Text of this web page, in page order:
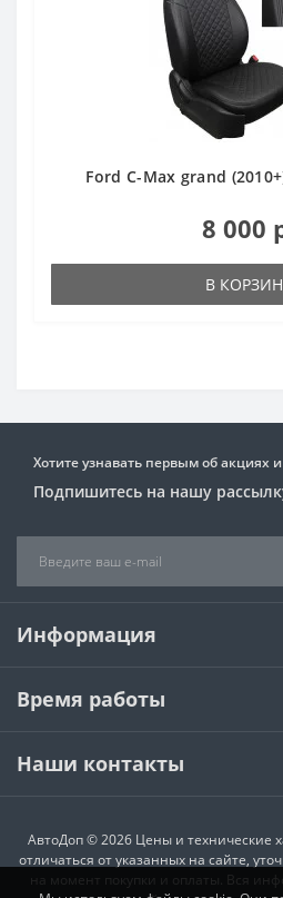
Ford C-Max grand
8 000
В
Хотите узнавать первым об акциях
Подпишитесь на нашу
Информация
Время работы
Наши контакты
АвтоДоп © 2026 Цены и технические
отличаться от указанных на сайте,
на момент покупки и оплаты. Вся